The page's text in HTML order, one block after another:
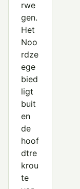
rwe
gen.
Het
Noo
rdze
ege
bied
ligt
buit
en
de
hoof
dtre
krou
te